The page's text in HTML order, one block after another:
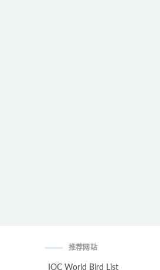
推荐网站
IOC World Bird List